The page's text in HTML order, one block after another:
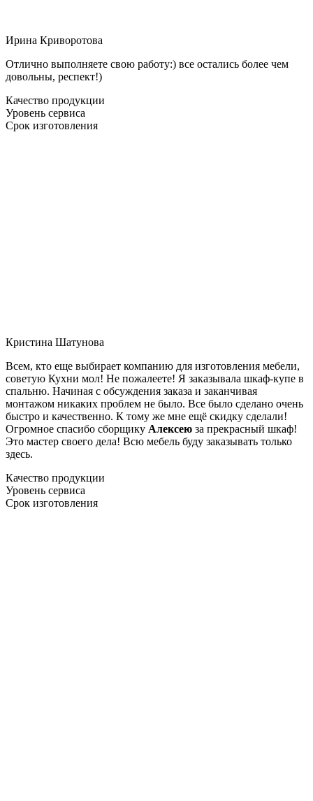
Ирина Криворотова
Отлично выполняете свою работу:) все остались более чем
довольны, респект!)
Качество продукции
Уровень сервиса
Срок изготовления
Кристина Шатунова
Всем, кто еще выбирает компанию для изготовления мебели,
советую Кухни мол! Не пожалеете! Я заказывала шкаф-купе в
спальню. Начиная с обсуждения заказа и заканчивая
монтажом никаких проблем не было. Все было сделано очень
быстро и качественно. К тому же мне ещё скидку сделали!
Огромное спасибо сборщику Алексею за прекрасный шкаф!
Это мастер своего дела! Всю мебель буду заказывать только
здесь.
Качество продукции
Уровень сервиса
Срок изготовления